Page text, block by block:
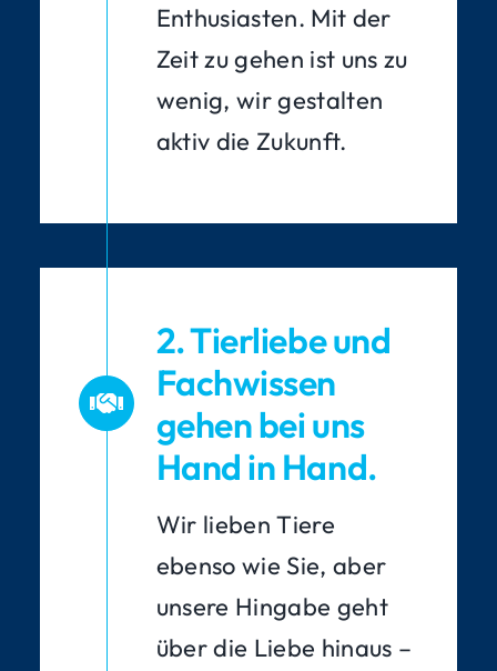
Enthusiasten. Mit der
Zeit zu gehen ist uns zu
wenig, wir gestalten
aktiv die Zukunft.
2. Tierliebe und
Fachwissen
gehen bei uns
Hand in Hand.
Wir lieben Tiere
ebenso wie Sie, aber
unsere Hingabe geht
über die Liebe hinaus –